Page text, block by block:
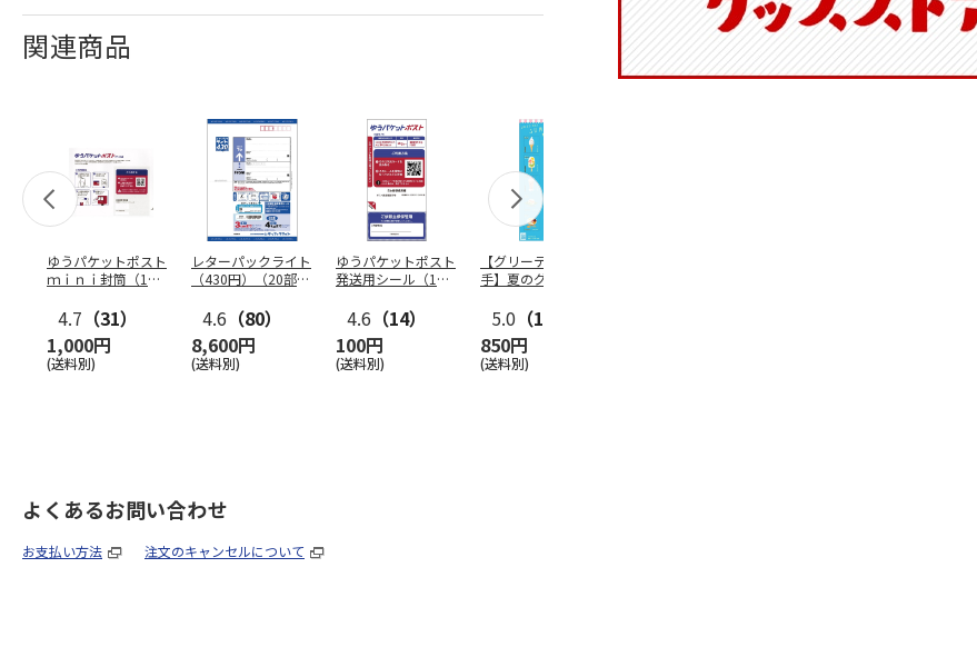
関連商品
ゆうパケットポスト
ｍｉｎｉ封筒（1個
4.7 （31）
1,000円
(送料別)
レターパックライト
（430円）（20部セ
4.6 （80）
8,600円
(送料別)
ゆうパケットポスト
発送用シール（1個
4.6 （14）
100円
(送料別)
【グリーティング切
手】夏のグリーティ
5.0 （10）
850円
(送料別)
よくあるお問い合わせ
お支払い方法 注文のキャンセルについて